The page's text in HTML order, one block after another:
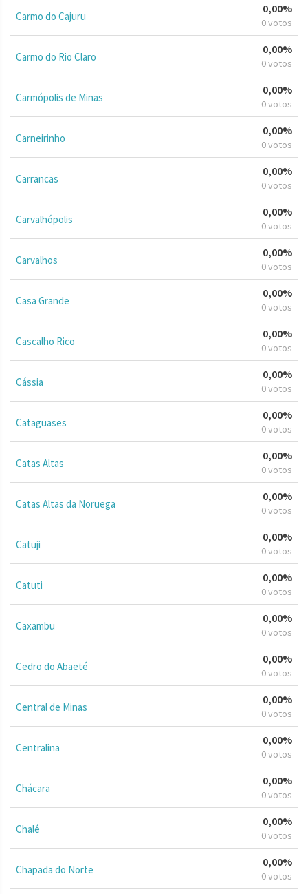
Carmo do Cajuru
0,00%
0 votos
Carmo do Rio Claro
0,00%
0 votos
Carmópolis de Minas
0,00%
0 votos
Carneirinho
0,00%
0 votos
Carrancas
0,00%
0 votos
Carvalhópolis
0,00%
0 votos
Carvalhos
0,00%
0 votos
Casa Grande
0,00%
0 votos
Cascalho Rico
0,00%
0 votos
Cássia
0,00%
0 votos
Cataguases
0,00%
0 votos
Catas Altas
0,00%
0 votos
Catas Altas da Noruega
0,00%
0 votos
Catuji
0,00%
0 votos
Catuti
0,00%
0 votos
Caxambu
0,00%
0 votos
Cedro do Abaeté
0,00%
0 votos
Central de Minas
0,00%
0 votos
Centralina
0,00%
0 votos
Chácara
0,00%
0 votos
Chalé
0,00%
0 votos
Chapada do Norte
0,00%
0 votos